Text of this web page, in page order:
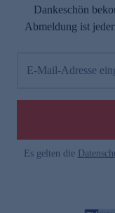
Dankeschön
Abmeldung ist
E-Mail-Adresse
Es gelten die